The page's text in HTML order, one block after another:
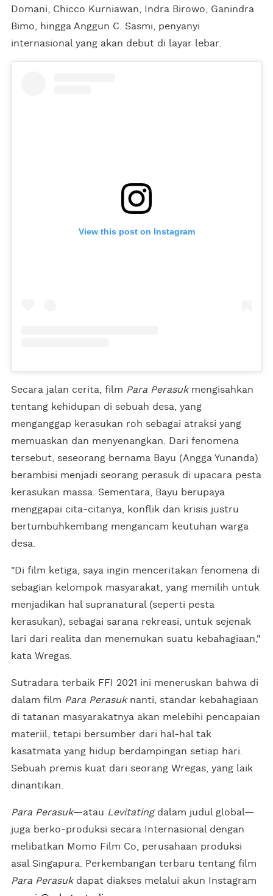
Domani, Chicco Kurniawan, Indra Birowo, Ganindra
Bimo, hingga Anggun C. Sasmi, penyanyi
internasional yang akan debut di layar lebar.
View this post on Instagram
Secara jalan cerita, film Para Perasukmengisahkan
tentang kehidupan di sebuah desa, yang
menganggap kerasukan roh sebagai atraksi yang
memuaskan dan menyenangkan. Dari fenomena
tersebut, seseorang bernama Bayu (Angga Yunanda)
berambisi menjadi seorang perasuk di upacara pesta
kerasukan massa. Sementara, Bayu berupaya
menggapai cita-citanya, konflik dan krisis justru
bertumbuhkembang mengancam keutuhan warga
desa.
"Di film ketiga, saya ingin menceritakan fenomena di
sebagian kelompok masyarakat, yang memilih untuk
menjadikan hal supranatural (seperti pesta
kerasukan), sebagai sarana rekreasi, untuk sejenak
lari dari realita dan menemukan suatu kebahagiaan,"
kata Wregas.
Sutradara terbaik FFI 2021 ini meneruskan bahwa di
dalam film Para Perasuknanti, standar kebahagiaan
di tatanan masyarakatnya akan melebihi pencapaian
materiil, tetapi bersumber dari hal-hal tak
kasatmata yang hidup berdampingan setiap hari.
Sebuah premis kuat dari seorang Wregas, yang laik
dinantikan.
Para Perasuk—atau Levitatingdalam judul global—
juga berko-produksi secara Internasional dengan
melibatkan Momo Film Co, perusahaan produksi
asal Singapura. Perkembangan terbaru tentang film
Para Perasukdapat diakses melalui akun Instagram